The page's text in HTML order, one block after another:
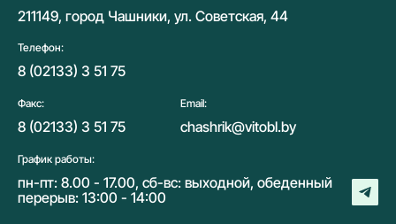
211149, город Чашники, ул. Советская, 44
Телефон:
8 (02133) 3 51 75
Факс:
8 (02133) 3 51 75
Email:
chashrik@vitobl.by
График работы:
пн-пт: 8.00 - 17.00, сб-вс: выходной, обеденный
перерыв: 13:00 - 14:00